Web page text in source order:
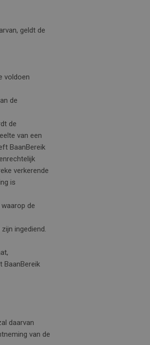
geldt de
voldoen
de
de
van een
BaanBereik
verkerende
is
de
ingediend.
BaanBereik
daarvan
van de